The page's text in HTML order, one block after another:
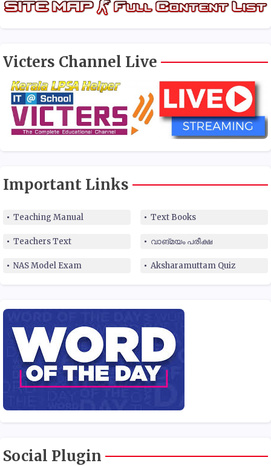
Victers Channel Live
Important Links
Teaching Manual Text Books
Teachers Text വാങ്മയം പരീക്ഷ
NAS Model Exam Aksharamuttam Quiz
Social Plugin